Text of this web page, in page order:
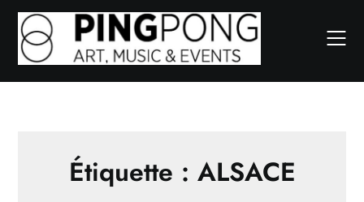
Skip
content
Étiquette : ALSACE